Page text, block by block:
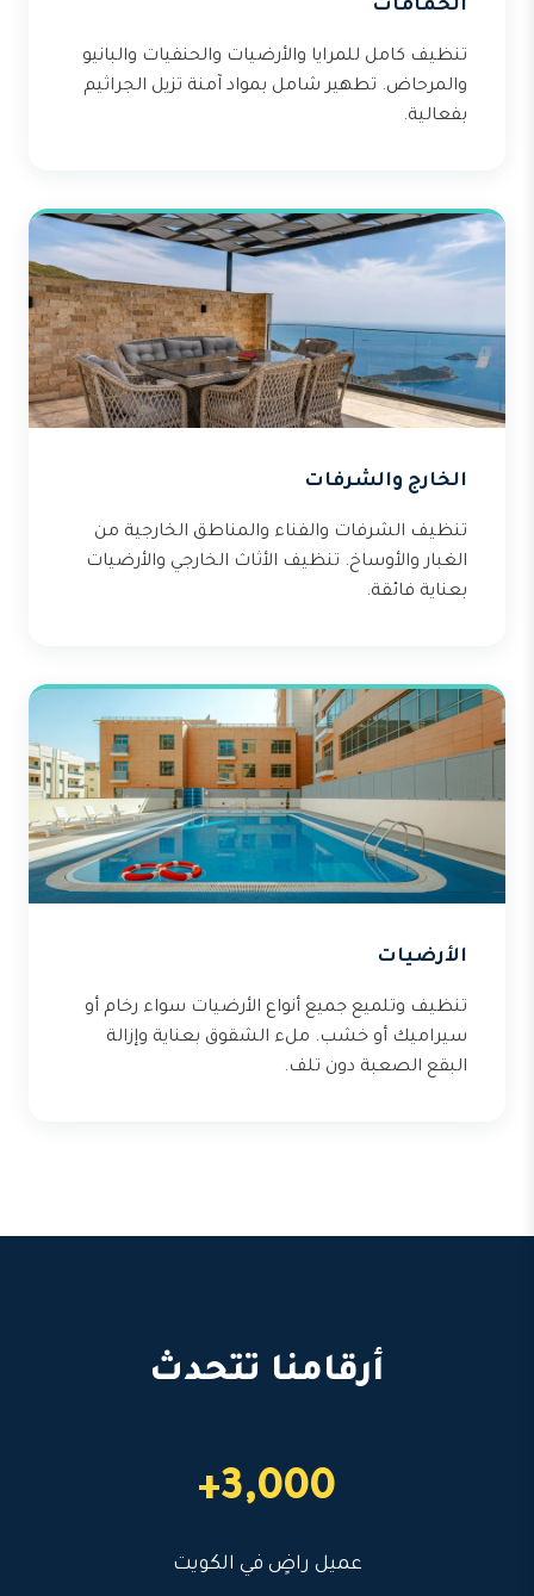
الحمامات
تنظيف كامل للمرايا والأرضيات والحنفيات والبانيو
والمرحاض. تطهير شامل بمواد آمنة تزيل الجراثيم
بفعالية.
الخارج والشرفات
تنظيف الشرفات والفناء والمناطق الخارجية من
الغبار والأوساخ. تنظيف الأثاث الخارجي والأرضيات
بعناية فائقة.
الأرضيات
تنظيف وتلميع جميع أنواع الأرضيات سواء رخام أو
سيراميك أو خشب. ملء الشقوق بعناية وإزالة
البقع الصعبة دون تلف.
أرقامنا تتحدث
3,000+
عميل راضٍ في الكويت